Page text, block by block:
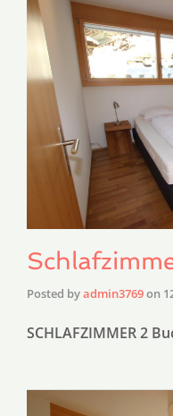
Posted byadmin3769on
SCHLAFZIMMER 2